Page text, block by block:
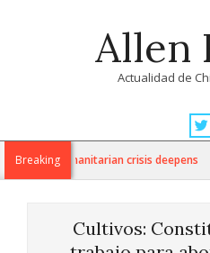
Allen
Actualidad de
Navigation
MenuBreaking
as humanitarian crisis deepens
Cultivos: